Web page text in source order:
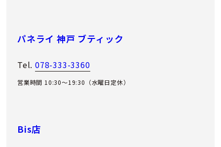
パネライ 神戸 ブティック
Tel. 078-333-3360
営業時間 10:30～19:30（水曜日定休）
Bis店